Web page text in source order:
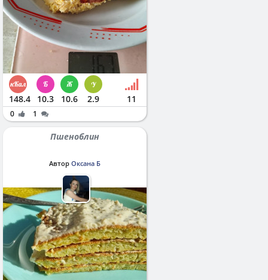
148.4 10.3 10.6 2.9 11
0 1
Пшеноблин
Автор Оксана Б